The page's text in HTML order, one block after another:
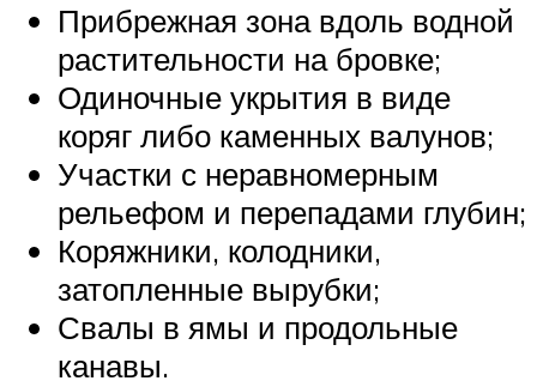
Прибрежная зона вдоль водной
растительности на бровке;
Одиночные укрытия в виде
коряг либо каменных валунов;
Участки с неравномерным
рельефом и перепадами глубин;
Коряжники, колодники,
затопленные вырубки;
Свалы в ямы и продольные
канавы.